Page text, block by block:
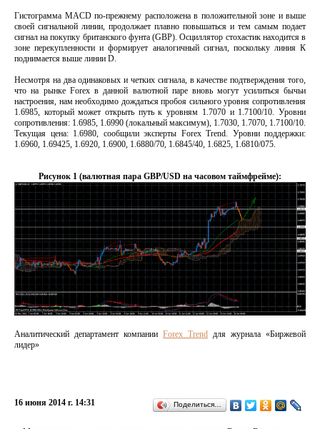
Гистограмма MACD по-прежнему расположена в положительной зоне и выше
своей сигнальной линии, продолжает плавно повышаться и тем самым подает
сигнал на покупку британского фунта (GBP). Осциллятор стохастик находится в
зоне перекупленности и формирует аналогичный сигнал, поскольку линия К
поднимается выше линии D.
Несмотря на два одинаковых и четких сигнала, в качестве подтверждения того,
что на рынке Forex в данной валютной паре вновь могут усилиться бычьи
настроения, нам необходимо дождаться пробоя сильного уровня сопротивления
1.6985, который может открыть путь к уровням 1.7070 и 1.7100/10. Уровни
сопротивления: 1.6985, 1.6990 (локальный максимум), 1.7030, 1.7070, 1.7100/10.
Текущая цена: 1.6980, сообщили эксперты Forex Trend. Уровни поддержки:
1.6960, 1.69425, 1.6920, 1.6900, 1.6880/70, 1.6845/40, 1.6825, 1.6810/075.
Рисунок 1 (валютная пара GBP/USD на часовом таймфрейме):
Аналитический департамент компании Forex Trend для журнала «Биржевой
лидер»
16 июня 2014 г. 14:31 Поделиться…